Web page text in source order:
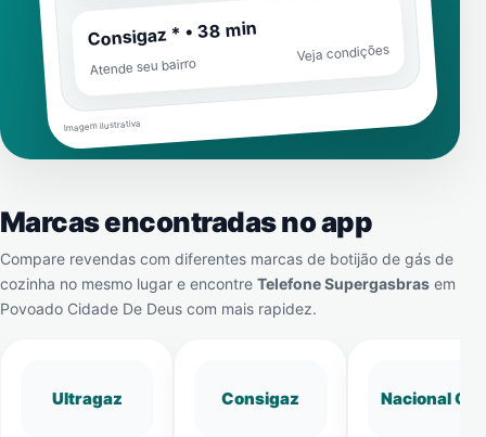
Consigaz * • 38 min
Atende seu bairro
Veja condições
Imagem ilustrativa
Marcas encontradas no app
Compare revendas com diferentes marcas de botijão de gás de
cozinha no mesmo lugar e encontre Telefone Supergasbras em
Povoado Cidade De Deus com mais rapidez.
Ultragaz Consigaz Nacional Gás